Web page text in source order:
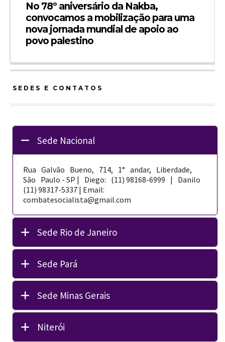
No 78º aniversário da Nakba,
convocamos a mobilização para uma
nova jornada mundial de apoio ao
povo palestino
SEDES E CONTATOS
Sede Nacional
Rua Galvão Bueno, 714, 1° andar, Liberdade,
São Paulo - SP | Diego: (11) 98168-­6999 | Danilo
(11) 98317-5337 | Email:
combatesocialista@gmail.com
Sede Rio de Janeiro
Sede Pará
Sede Minas Gerais
Niterói